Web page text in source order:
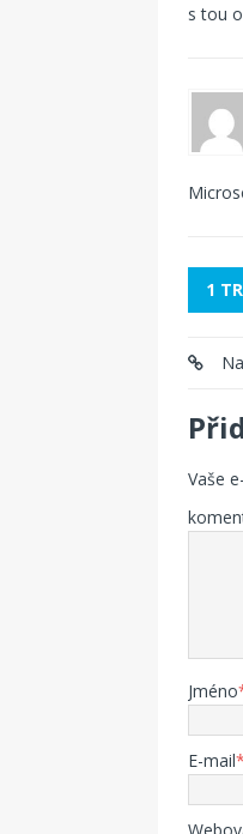
s tou
1
Vaše
Jméno
E-mail*